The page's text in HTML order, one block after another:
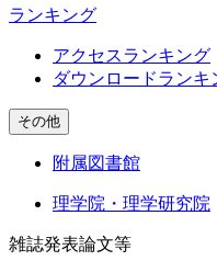
ランキング
アクセスランキング
ダウンロードランキ
その他
附属図書館
理学院・理学研究院
雑誌発表論文等